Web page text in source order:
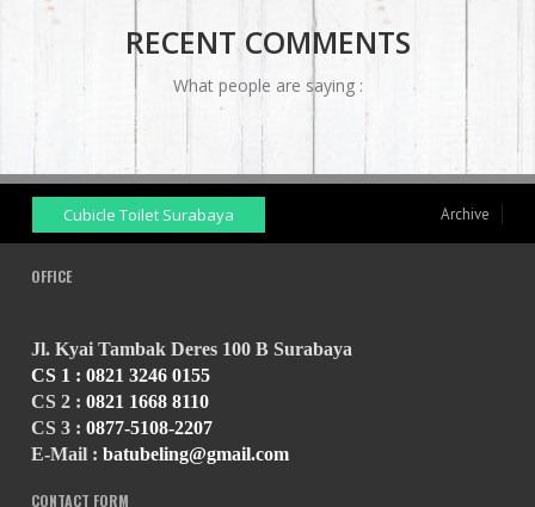
RECENT COMMENTS
What people are saying :
Cubicle Toilet Surabaya Archive
OFFICE
Jl. Kyai Tambak Deres 100 B Surabaya
CS 1 : 0821 3246 0155
CS 2 : 0821 1668 8110
CS 3 : 0877-5108-2207
E-Mail : batubeling@gmail.com
CONTACT FORM